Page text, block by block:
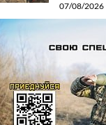
07/08/2026